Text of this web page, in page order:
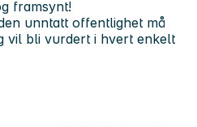
framsynt!
unntatt offentlighet må
vil bli vurdert i hvert enkelt